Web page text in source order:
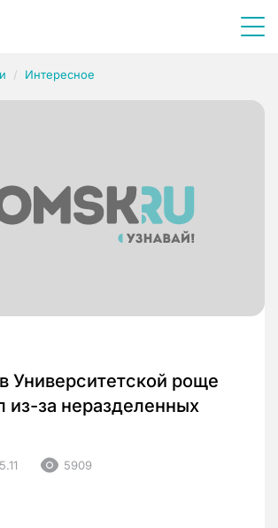
Интересное
Университетской роще
из-за неразделенных
5909